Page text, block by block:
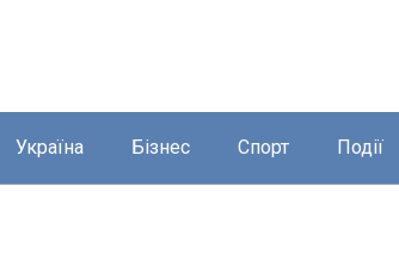
Україна Бізнес Спорт Події